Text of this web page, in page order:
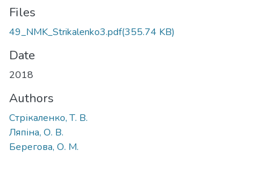
Files
49_NMK_Strikalenko3.pdf(355.74 KB)
Date
2018
Authors
Стрікаленко, Т. В.
Ляпіна, О. В.
Берегова, О. М.